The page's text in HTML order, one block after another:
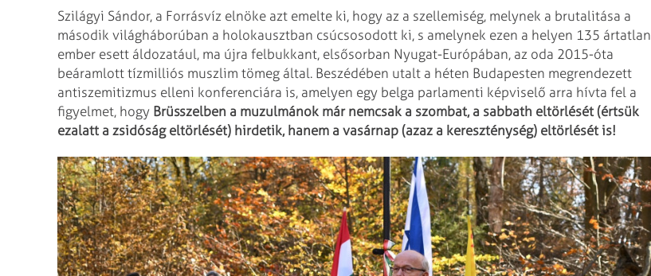
Szilágyi Sándor, a Forrásvíz elnöke azt emelte ki, hogy az a szellemiség, melynek a brutalitása a
második világháborúban a holokausztban csúcsosodott ki, s amelynek ezen a helyen 135 ártatlan
ember esett áldozatául, ma újra felbukkant, elsősorban Nyugat-Európában, az oda 2015-óta
beáramlott tízmilliós muszlim tömeg által. Beszédében utalt a héten Budapesten megrendezett
antiszemitizmus elleni konferenciára is, amelyen egy belga parlamenti képviselő arra hívta fel a
figyelmet, hogy Brüsszelben a muzulmánok már nemcsak a szombat, a sabbath eltörlését (értsük
ezalatt a zsidóság eltörlését) hirdetik, hanem a vasárnap (azaz a kereszténység) eltörlését is!